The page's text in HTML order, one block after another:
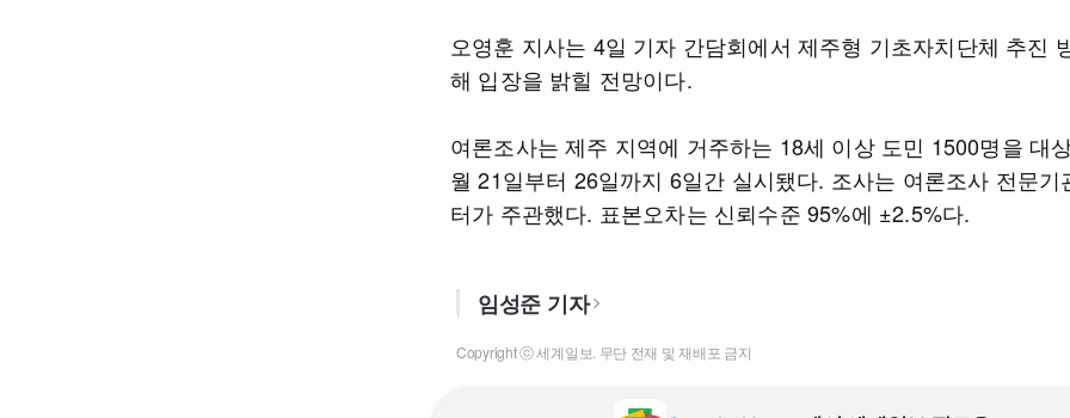
오영훈 지사는 4일 기자 간담회에서 제주형 기초자치단체 추진
해 입장을 밝힐 전망이다.
여론조사는 제주 지역에 거주하는 18세 이상 도민 1500명을 대
월 21일부터 26일까지 6일간 실시됐다. 조사는 여론조사 전문기
터가 주관했다. 표본오차는 신뢰수준 95%에 ±2.5%다.
임성준 기자
Copyright ⓒ 세계일보. 무단 전재 및 재배포 금지